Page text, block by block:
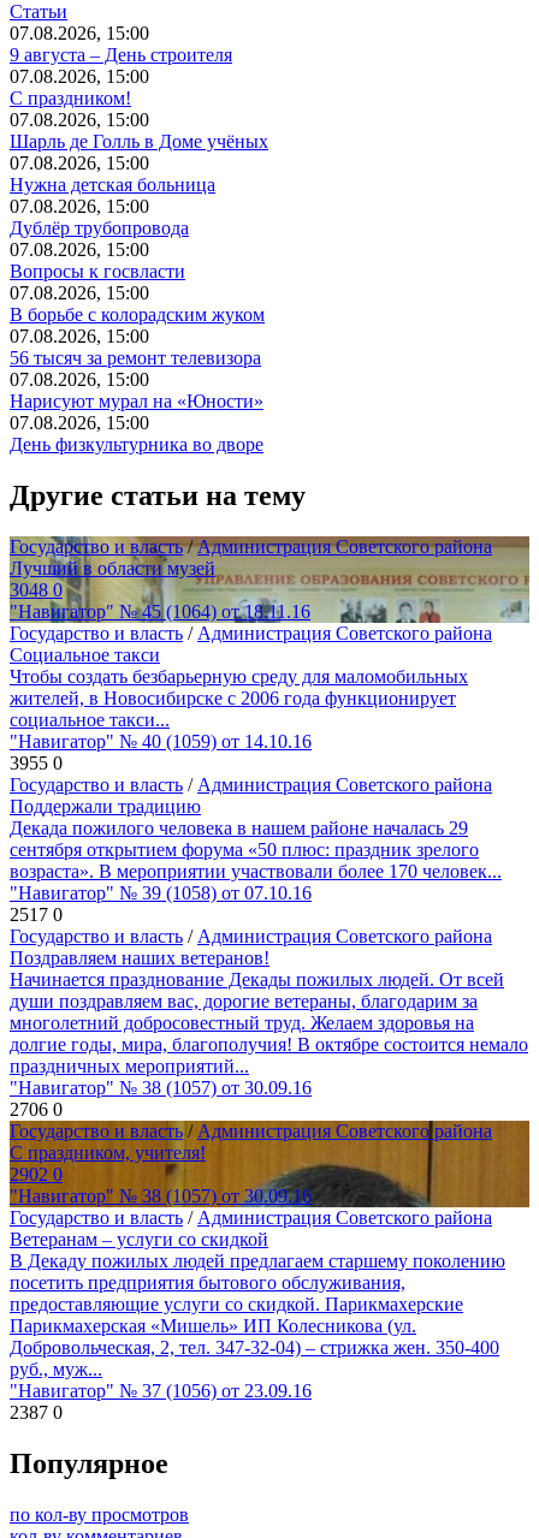
Статьи
07.08.2026, 15:00
9 августа – День строителя
07.08.2026, 15:00
С праздником!
07.08.2026, 15:00
Шарль де Голль в Доме учёных
07.08.2026, 15:00
Нужна детская больница
07.08.2026, 15:00
Дублёр трубопровода
07.08.2026, 15:00
Вопросы к госвласти
07.08.2026, 15:00
В борьбе с колорадским жуком
07.08.2026, 15:00
56 тысяч за ремонт телевизора
07.08.2026, 15:00
Нарисуют мурал на «Юности»
07.08.2026, 15:00
День физкультурника во дворе
Другие статьи на тему
Государство и власть/Администрация Советского района
Лучший в области музей
3048 0
"Навигатор" № 45 (1064) от 18.11.16
Государство и власть / Администрация Советского района
Социальное такси
Чтобы создать безбарьерную среду для маломобильных
жителей, в Новосибирске с 2006 года функционирует
социальное такси...
"Навигатор" № 40 (1059) от 14.10.16
3955 0
Государство и власть / Администрация Советского района
Поддержали традицию
Декада пожилого человека в нашем районе началась 29
сентября открытием форума «50 плюс: праздник зрелого
возраста». В мероприятии участвовали более 170 человек...
"Навигатор" № 39 (1058) от 07.10.16
2517 0
Государство и власть / Администрация Советского района
Поздравляем наших ветеранов!
Начинается празднование Декады пожилых людей. От всей
души поздравляем вас, дорогие ветераны, благодарим за
многолетний добросовестный труд. Желаем здоровья на
долгие годы, мира, благополучия! В октябре состоится немало
праздничных мероприятий...
"Навигатор" № 38 (1057) от 30.09.16
2706 0
Государство и власть / Администрация Советского района
С праздником, учителя!
2902 0
"Навигатор" № 38 (1057) от 30.09.16
Государство и власть / Администрация Советского района
Ветеранам – услуги со скидкой
В Декаду пожилых людей предлагаем старшему поколению
посетить предприятия бытового обслуживания,
предоставляющие услуги со скидкой. Парикмахерские
Парикмахерская «Мишель» ИП Колесникова (ул.
Добровольческая, 2, тел. 347-32-04) – стрижка жен. 350-400
руб., муж...
"Навигатор" № 37 (1056) от 23.09.16
2387 0
Популярное
по кол-ву просмотров